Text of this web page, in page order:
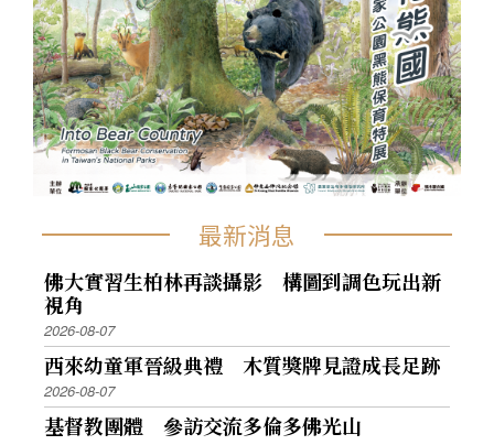
最新消息
佛大實習生柏林再談攝影 構圖到調色玩出新
視角
2026-08-07
西來幼童軍晉級典禮 木質獎牌見證成長足跡
2026-08-07
基督教團體 參訪交流多倫多佛光山